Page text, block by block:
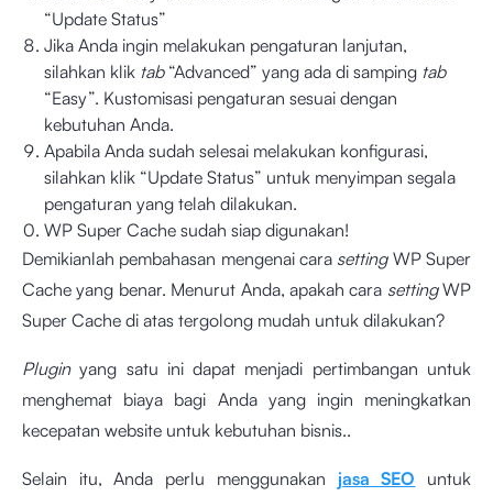
“Update Status”
Jika Anda ingin melakukan pengaturan lanjutan,
silahkan klik tab“Advanced” yang ada di samping tab
“Easy”. Kustomisasi pengaturan sesuai dengan
kebutuhan Anda.
Apabila Anda sudah selesai melakukan konfigurasi,
silahkan klik “Update Status” untuk menyimpan segala
pengaturan yang telah dilakukan.
WP Super Cache sudah siap digunakan!
Demikianlah pembahasan mengenai cara settingWP Super
Cache yang benar. Menurut Anda, apakah cara settingWP
Super Cache di atas tergolong mudah untuk dilakukan?
Pluginyang satu ini dapat menjadi pertimbangan untuk
menghemat biaya bagi Anda yang ingin meningkatkan
kecepatan website untuk kebutuhan bisnis..
Selain itu, Anda perlu menggunakan jasa SEO untuk